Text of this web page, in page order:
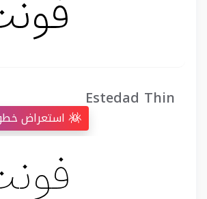
Estedad Thin